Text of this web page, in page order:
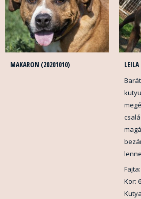
MAKARON (20201010) LEILA
Kor: